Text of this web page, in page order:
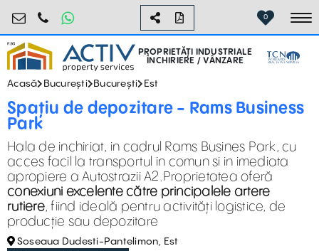
industrial@activpropertyservices.ro
0755.795.795 0
PROPRIETĂȚI INDUSTRIALE
ÎNCHIRIERE / VÂNZARE
Acasă București București Est
Spațiu de depozitare - Rams Business
Park
Hala de inchiriat, in cadrul Rams Busines Park, cu
acces facil la transportul in comun si in imediata
apropiere a Autostrazii A2.Proprietatea oferă
conexiuni excelente către principalele artere
rutiere, fiind ideală pentru activități logistice, de
producție sau depozitare
Soseaua Dudesti-Pantelimon, Est